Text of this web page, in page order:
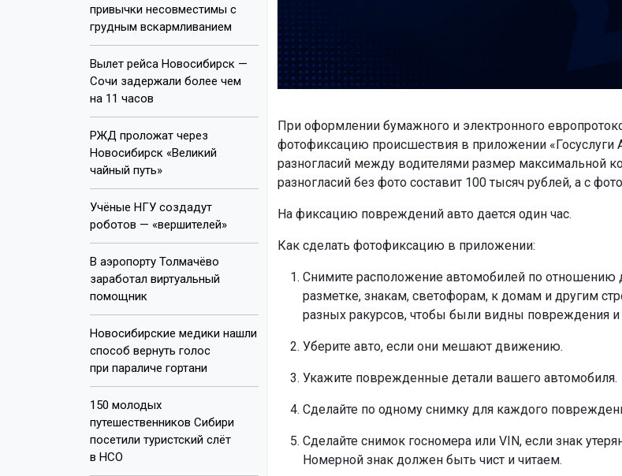
привычки несовместимы с
грудным вскармливанием
Вылет рейса Новосибирск —
Сочи задержали более чем
на 11 часов
РЖД проложат через
Новосибирск «Великий
чайный путь»
Учёные НГУ создадут
роботов — «вершителей»
В аэропорту Толмачёво
заработал виртуальный
помощник
Новосибирские медики нашли
способ вернуть голос
при параличе гортани
150 молодых
путешественников Сибири
посетили туристский слёт
в НСО
При оформлении бумажного и электронного
фотофиксацию происшествия в приложении «Госуслуги
разногласий между водителями размер максимальной
разногласий без фото составит 100 тысяч рублей, а с
На фиксацию повреждений авто дается один час.
Как сделать фотофиксацию в приложении:
Снимите расположение автомобилей по отношению
разметке, знакам, светофорам, к домам и другим
разных ракурсов, чтобы были видны повреждения и
Уберите авто, если они мешают движению.
Укажите поврежденные детали вашего автомобиля.
Сделайте по одному снимку для каждого
Сделайте снимок госномера или VIN, если знак
Номерной знак должен быть чист и читаем.